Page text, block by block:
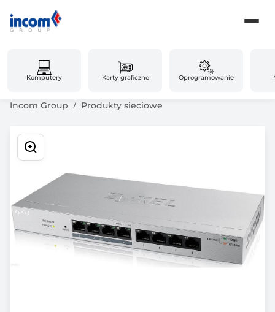
Komputery Karty graficzne Oprogramowanie
Incom Group Produkty sieciowe